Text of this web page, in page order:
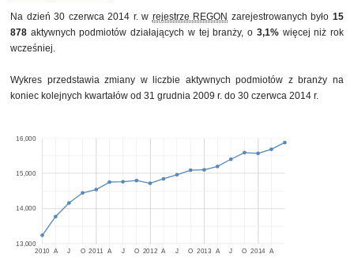
Na dzień 30 czerwca 2014 r. w rejestrze REGON zarejestrowanych było15
878 aktywnych podmiotów działających w tej branży, o 3,1%więcej niż rok
wcześniej.
Wykres przedstawia zmiany w liczbie aktywnych podmiotów z branży na
koniec kolejnych kwartałów od 31 grudnia 2009 r. do 30 czerwca 2014 r.
2010 2011 2012 2013 2014
A J O A J O A J O A J O A
13,000
14,000
15,000
16,000